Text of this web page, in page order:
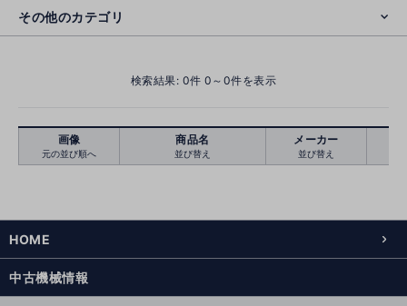
絞り込む クリア
その他のカテゴリ
検索結果: 0件 0～0件を表示
画像
元の並び順へ
商品名
並び替え
メーカー
並び替え
HOME
中古機械情報